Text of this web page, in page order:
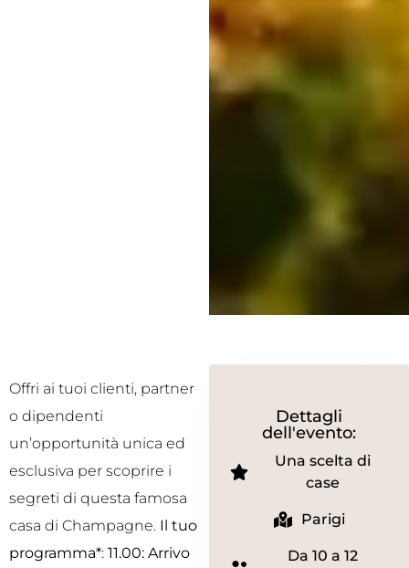
Offri ai tuoi clienti, partner
o dipendenti
un’opportunità unica ed
esclusiva per scoprire i
segreti di questa famosa
casa di Champagne. Il tuo
programma*: 11.00: Arrivo
Dettagli
dell'evento:
Una scelta di
case
Parigi
Da 10 a 12